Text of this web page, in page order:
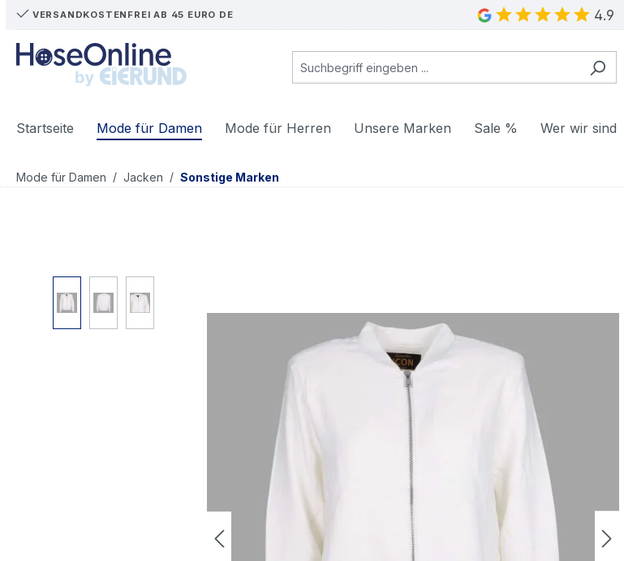
Hauptinhalt springen
Zur Suche springen
Zur Hauptnavigation springen
VERSANDKOSTENFREI AB 45 EURO DE 4.9
Startseite Mode für Damen Mode für Herren Unsere Marken Sale % Wer wir sind
Mode für Damen / Jacken / Sonstige Marken